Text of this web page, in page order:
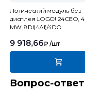
Логический модуль без
дисплея LOGO! 24CEO, 4
MW, 8DI(4AI)/4DO
9 918,66₽ /шт
Вопрос-ответ